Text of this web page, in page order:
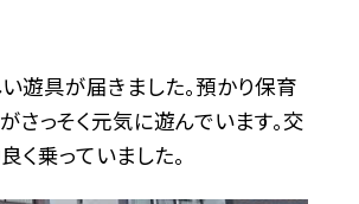
遊具が届きました。預かり保育
さっそく元気に遊んでいます。交
く乗っていました。